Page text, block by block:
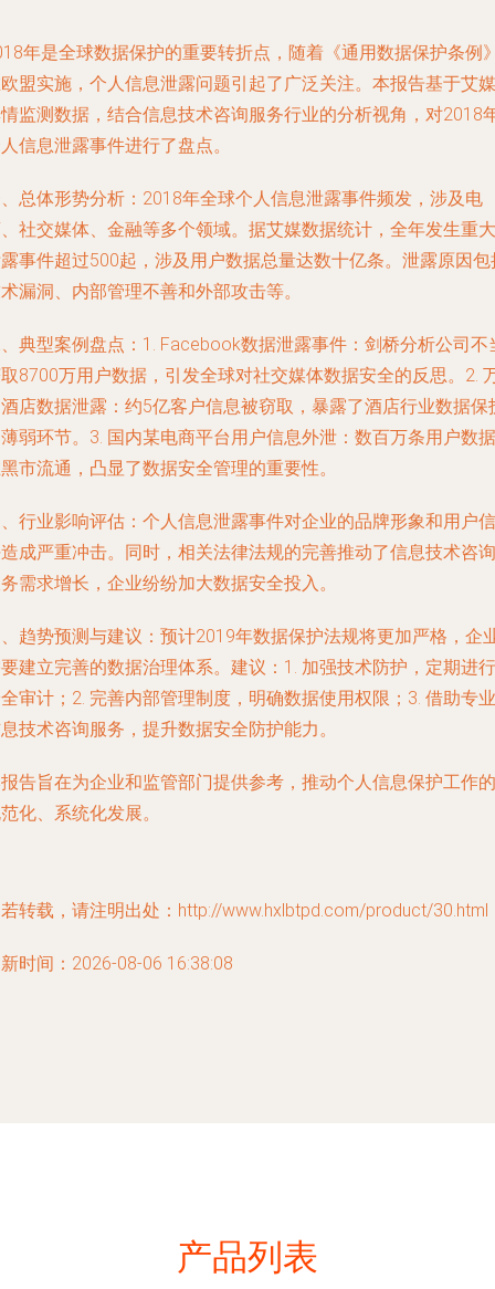
年是全球数据保护的重要转折点，随着《通用数据保护条例
盟实施，个人信息泄露问题引起了广泛关注。本报告基于艾媒
监测数据，结合信息技术咨询服务行业的分析视角，对2018
信息泄露事件进行了盘点。
总体形势分析：2018年全球个人信息泄露事件频发，涉及电
社交媒体、金融等多个领域。据艾媒数据统计，全年发生重大
事件超过500起，涉及用户数据总量达数十亿条。泄露原因包
漏洞、内部管理不善和外部攻击等。
典型案例盘点：1. Facebook数据泄露事件：剑桥分析公司不
8700万用户数据，引发全球对社交媒体数据安全的反思。2.
店数据泄露：约5亿客户信息被窃取，暴露了酒店行业数据保
弱环节。3. 国内某电商平台用户信息外泄：数百万条用户数据
市流通，凸显了数据安全管理的重要性。
行业影响评估：个人信息泄露事件对企业的品牌形象和用户信
成严重冲击。同时，相关法律法规的完善推动了信息技术咨询
需求增长，企业纷纷加大数据安全投入。
趋势预测与建议：预计2019年数据保护法规将更加严格，企
建立完善的数据治理体系。建议：1. 加强技术防护，定期进行
审计；2. 完善内部管理制度，明确数据使用权限；3. 借助专业
技术咨询服务，提升数据安全防护能力。
告旨在为企业和监管部门提供参考，推动个人信息保护工作的
化、系统化发展。
转载，请注明出处：http://www.hxlbtpd.com/product/30.html
时间：2026-08-06 16:38:08
产品列表